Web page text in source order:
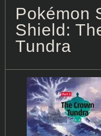
Pokémon
Shield:
Tundra